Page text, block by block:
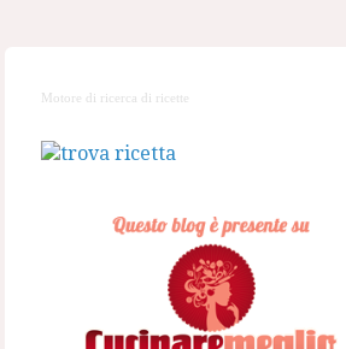
Motore di ricerca di ricette